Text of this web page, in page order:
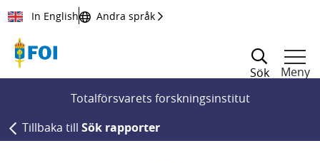
Till innehållet
In English Andra språk
Sök
Meny
Totalförsvarets forskningsinstitut
Tillbaka till Sök rapporter